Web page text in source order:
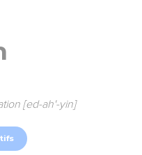
[ed-ah'-yin]